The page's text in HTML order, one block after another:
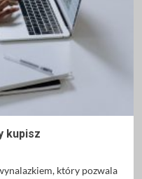
kupisz
który pozwala